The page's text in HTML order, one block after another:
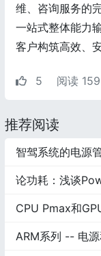
维、咨询服务的
一站式整体能力
客户构筑高效、
5 阅读 159
推荐阅读
智驾系统的电源
论功耗：浅谈
CPU Pmax和
ARM系列 -- 电